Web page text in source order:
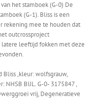
het stamboek (G-0) De
(G-1). Bliss is een
rekening mee te houden dat
outcrossproject
leeftijd fokken met deze
Bliss ,kleur: wolfsgrauw,
NHSB BIJL. G-0- 3175847 ,
vrij, Degeneratieve